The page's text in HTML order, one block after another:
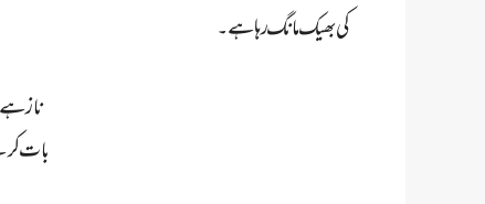
کی بھیک مانگ رہا ہے۔
ناز
بات